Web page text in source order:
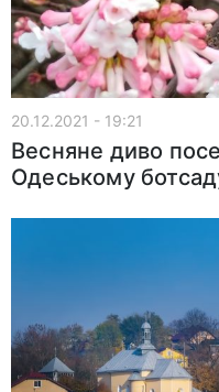
20.12.2021 - 19:21
Весняне диво
Одеському